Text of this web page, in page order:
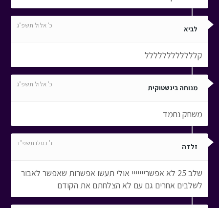
לביא כ' אלול תשפ"ג
קלללללללללללל
מנוחה בינשטוקית כ' אלול תשפ"ג
משחק נחמד
זלדה ז' כסלו תשפ"ד
שלב 25 לא אפשרייייייי אולי תעשו אפשרות שאפשר לאבור
לשלבים אחרים גם עם לא הצלחתם את הקודם